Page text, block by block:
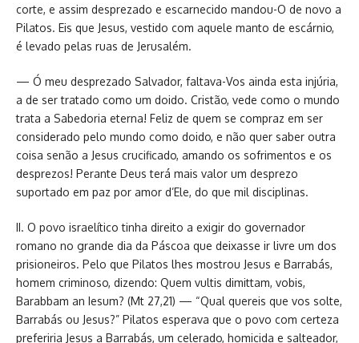
corte, e assim desprezado e escarnecido mandou-O de novo a
Pilatos. Eis que Jesus, vestido com aquele manto de escárnio,
é levado pelas ruas de Jerusalém.
— Ó meu desprezado Salvador, faltava-Vos ainda esta injúria,
a de ser tratado como um doido. Cristão, vede como o mundo
trata a Sabedoria eterna! Feliz de quem se compraz em ser
considerado pelo mundo como doido, e não quer saber outra
coisa senão a Jesus crucificado, amando os sofrimentos e os
desprezos! Perante Deus terá mais valor um desprezo
suportado em paz por amor d’Ele, do que mil disciplinas.
II. O povo israelítico tinha direito a exigir do governador
romano no grande dia da Páscoa que deixasse ir livre um dos
prisioneiros. Pelo que Pilatos lhes mostrou Jesus e Barrabás,
homem criminoso, dizendo: Quem vultis dimittam, vobis,
Barabbam an Iesum? (Mt 27,21) — “Qual quereis que vos solte,
Barrabás ou Jesus?” Pilatos esperava que o povo com certeza
preferiria Jesus a Barrabás, um celerado, homicida e salteador,